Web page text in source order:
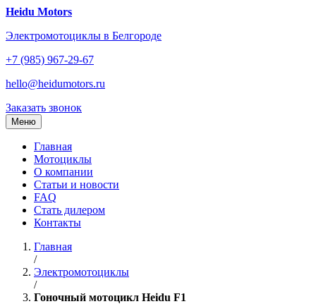
Перейти
содержанию
Heidu Motors
Электромотоциклы в Белгороде
+7 (985) 967-29-67
hello@heidumotors.ru
Заказать звонок
Меню
Главная
Мотоциклы
О компании
Статьи и новости
FAQ
Стать дилером
Контакты
Главная
/
Электромотоциклы
/
Гоночный мотоцикл Heidu F1